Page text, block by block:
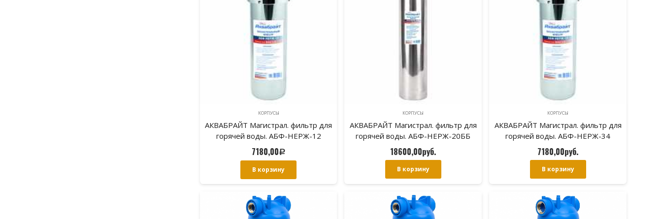
КОРПУСЫ
АКВАБРАЙТ Магистрал. фильтр для
горячей воды. АБФ-НЕРЖ-12
7180,00Р
В корзину
КОРПУСЫ
АКВАБРАЙТ Магистрал. фильтр для
горячей воды. АБФ-НЕРЖ-20ББ
18600,00руб.
В корзину
КОРПУСЫ
АКВАБРАЙТ Магистрал. фильтр для
горячей воды. АБФ-НЕРЖ-34
7180,00руб.
В корзину